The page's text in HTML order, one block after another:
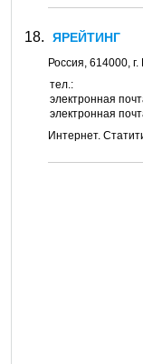
ЯРЕЙТИНГ
Россия, 614000, г.
тел.:
электронная
электронная
Интернет.